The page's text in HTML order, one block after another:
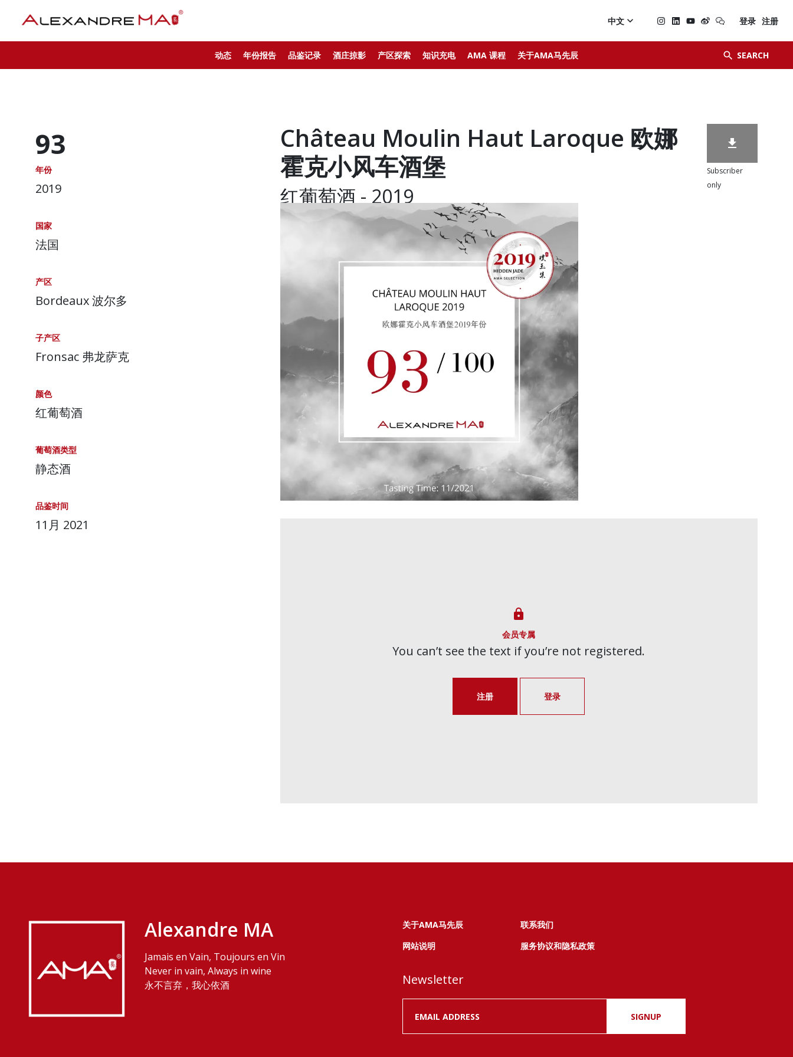
动态 年份报告 品鉴记录 酒庄掠影 产区探索 知识充电 AMA 课程 关于AMA马先辰  SEARCH

中文  登录 注册
93
年份
2019
国家
法国
产区
Bordeaux 波尔多
子产区
Fronsac 弗龙萨克
颜色
红葡萄酒
葡萄酒类型
静态酒
品鉴时间
11月 2021
Château Moulin Haut Laroque 欧娜
霍克小风车酒堡
红葡萄酒 - 2019

Subscriber
only

会员专属
You can’t see the text if you’re not registered.
注册 登录
Alexandre MA
Jamais en Vain, Toujours en Vin
Never in vain, Always in wine
永不言弃，我心依酒
关于AMA马先辰
联系我们
网站说明
服务协议和隐私政策
Newsletter
SIGNUP